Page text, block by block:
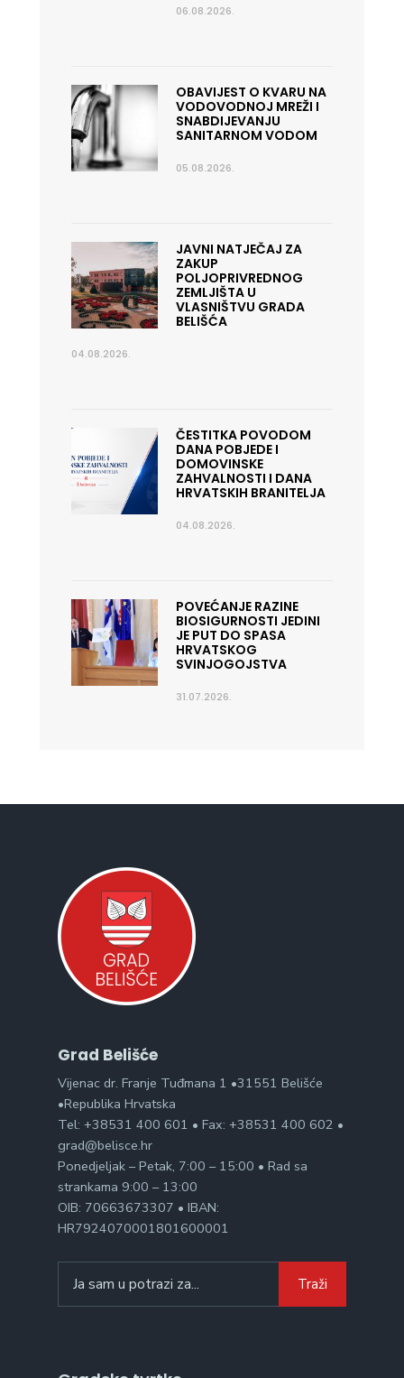
06.08.2026.
OBAVIJEST O KVARU NA
VODOVODNOJ MREŽI I
SNABDIJEVANJU
SANITARNOM VODOM
05.08.2026.
JAVNI NATJEČAJ ZA
ZAKUP
POLJOPRIVREDNOG
ZEMLJIŠTA U
VLASNIŠTVU GRADA
BELIŠĆA
04.08.2026.
ČESTITKA POVODOM
DANA POBJEDE I
DOMOVINSKE
ZAHVALNOSTI I DANA
HRVATSKIH BRANITELJA
04.08.2026.
POVEĆANJE RAZINE
BIOSIGURNOSTI JEDINI
JE PUT DO SPASA
HRVATSKOG
SVINJOGOJSTVA
31.07.2026.
Grad Belišće
Vijenac dr. Franje Tuđmana 1 •31551 Belišće
•Republika Hrvatska
Tel: +38531 400 601 • Fax: +38531 400 602 •
grad@belisce.hr
Ponedjeljak – Petak, 7:00 – 15:00 • Rad sa
strankama 9:00 – 13:00
OIB: 70663673307 • IBAN:
HR7924070001801600001
for:
Traži